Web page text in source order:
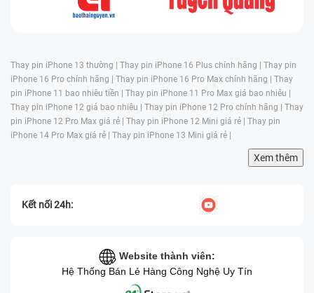
Thay pin iPhone 13 thường | Thay pin iPhone 16 Plus chính hãng | Thay pin
iPhone 16 Pro chính hãng | Thay pin iPhone 16 Pro Max chính hãng | Thay
pin iPhone 11 bao nhiêu tiền | Thay pin iPhone 11 Pro Max giá bao nhiêu |
Thay pin iPhone 12 giá bao nhiêu | Thay pin iPhone 12 Pro chính hãng | Thay
pin iPhone 12 Pro Max giá rẻ | Thay pin iPhone 12 Mini giá rẻ | Thay pin
iPhone 14 Pro Max giá rẻ | Thay pin iPhone 13 Mini giá rẻ |
Xem thêm
Kết nối 24h:
Website thành viên:
Hệ Thống Bán Lẻ Hàng Công Nghệ Uy Tín